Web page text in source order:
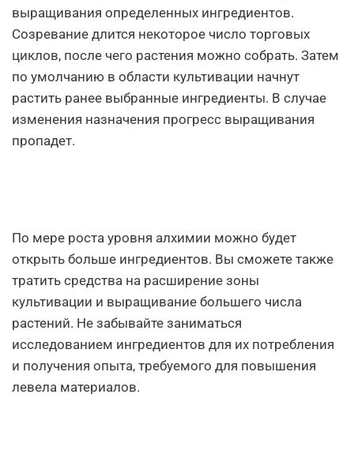
выращивания определенных ингредиентов.
Созревание длится некоторое число торговых
циклов, после чего растения можно собрать. Затем
по умолчанию в области культивации начнут
растить ранее выбранные ингредиенты. В случае
изменения назначения прогресс выращивания
пропадет.
По мере роста уровня алхимии можно будет
открыть больше ингредиентов. Вы сможете также
тратить средства на расширение зоны
культивации и выращивание большего числа
растений. Не забывайте заниматься
исследованием ингредиентов для их потребления
и получения опыта, требуемого для повышения
левела материалов.